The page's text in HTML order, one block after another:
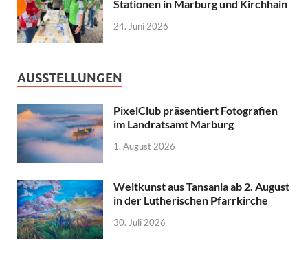
Stationen in Marburg und Kirchhain
24. Juni 2026
AUSSTELLUNGEN
PixelClub präsentiert Fotografien
im Landratsamt Marburg
1. August 2026
Weltkunst aus Tansania ab 2. August
in der Lutherischen Pfarrkirche
30. Juli 2026